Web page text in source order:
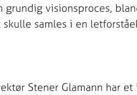
grundig visionsproces,
skulle samles i en
Stener Glamann har